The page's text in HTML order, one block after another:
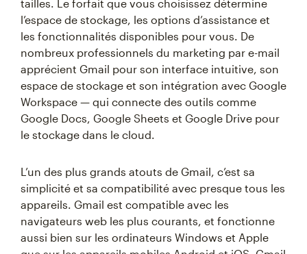
tailles. Le forfait que vous choisissez détermine
l’espace de stockage, les options d’assistance et
les fonctionnalités disponibles pour vous. De
nombreux professionnels du marketing par e-mail
apprécient Gmail pour son interface intuitive, son
espace de stockage et son intégration avec Google
Workspace — qui connecte des outils comme
Google Docs, Google Sheets et Google Drive pour
le stockage dans le cloud.
L’un des plus grands atouts de Gmail, c’est sa
simplicité et sa compatibilité avec presque tous les
appareils. Gmail est compatible avec les
navigateurs web les plus courants, et fonctionne
aussi bien sur les ordinateurs Windows et Apple